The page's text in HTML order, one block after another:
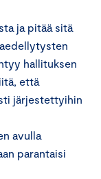
ja pitää sitä
hallituksen
että
järjestettyihin
avulla
parantaisi